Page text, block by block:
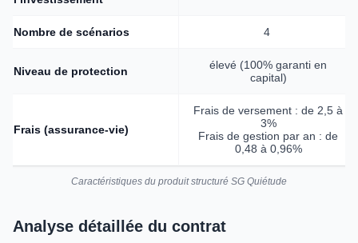
Nombre de scénarios 4
Niveau de protection
élevé (100% garanti en
capital)
Frais (assurance-vie)
Frais de versement : de 2,5 à
3%
Frais de gestion par an : de
0,48 à 0,96%
Caractéristiques du produit structuré SG Quiétude
Analyse détaillée du contrat